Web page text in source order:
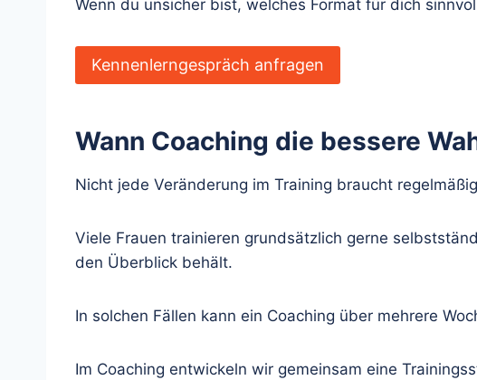
Wenn du unsicher bist, welches Format für dich
Kennenlerngespräch anfragen
Wann Coaching die bessere
Nicht jede Veränderung im Training braucht
Viele Frauen trainieren grundsätzlich gerne
den Überblick behält.
In solchen Fällen kann ein Coaching über mehrere
Im Coaching entwickeln wir gemeinsam eine